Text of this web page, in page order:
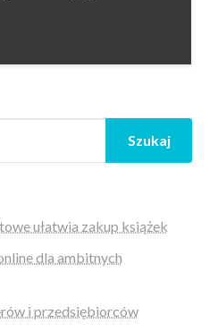
Szukaj
ułatwia zakup książek
dla ambitnych
i przedsiębiorców